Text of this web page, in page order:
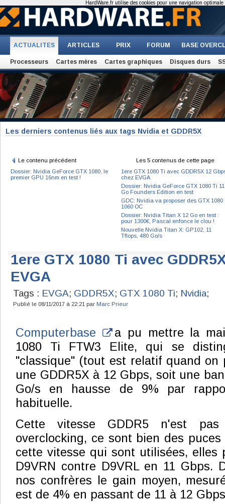
ACTUALITES ARTICLES PRIX FORUM BASE
Processeurs Cartes mères Cartes graphiques Disques durs
Les derniers contenus liés aux tags Nvidia et GDDR5X
Le contenu précédent
Dossier: Nvidia GeForce GTX 1080, le
premier GPU 16nm en test !
Les 5 contenus de cette page
1ere GTX 1080 Ti avec GDDR5X 12
chez EVGA
Dossier: Nvidia GeForce GTX 1080 Ti 11
Go Founders Edition en test
GDC: Nvidia va proposer des GTX 1080
1060 OC
Dossier: Nvidia Titan X 12 Go en test :
pour 1300€, Pascal enfonce le clou !
Nouvelle Nvidia Titan X: GP102, 11
Tflops, 480 Go/s
1ere GTX 1080 Ti avec
EVGA
Tags : EVGA; GDDR5X; GTX 1080 Ti; Nvidia;
Publié le 08/11/2017 à 22:21 par Marc Prieur
Computerbase
a pu mettre la
1080 Ti FTW3 Elite, qui se
"classique" (tout est relatif quand on
une GDDR5X à 12 Gbps, soit une
Go/s en hausse de 9% par
habituelle.
Cette vitesse GDDR5 n'est
overclocking, ce sont bien des
cette vitesse qui sont utilisées, elles
D9VRN contre D9VRL en 11 Gbps.
nos confrères le gain moyen,
est de 4% en passant de 11 à 12
HardWare.fr utilise des cookies pour une navigation